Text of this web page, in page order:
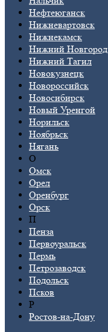
Нефтеюганск
Нижневартовск
Нижнекамск
Нижний Новгород
Нижний Тагил
Новокузнецк
Новороссийск
Новосибирск
Новый Уренгой
Норильск
Ноябрьск
Нягань
О
Омск
Орел
Оренбург
Орск
П
Пенза
Первоуральск
Пермь
Петрозаводск
Подольск
Псков
Р
Ростов-на-Дону